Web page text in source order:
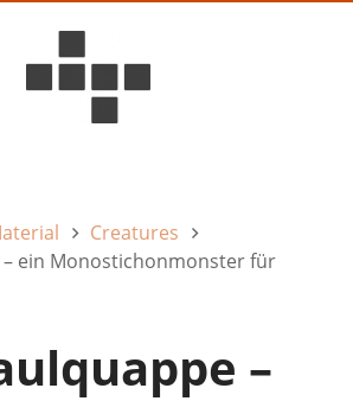
Creatures
ein Monostichonmonster für
–